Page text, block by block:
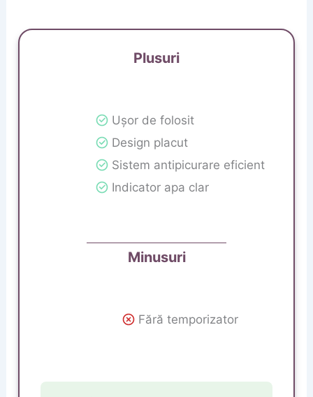
Plusuri
Ușor de folosit
Design placut
Sistem antipicurare eficient
Indicator apa clar
Minusuri
Fără temporizator